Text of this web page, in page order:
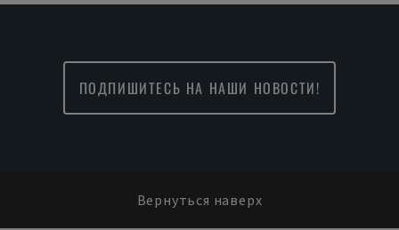
ПОДПИШИТЕСЬ НА НАШИ НОВОСТИ!
Вернуться наверх